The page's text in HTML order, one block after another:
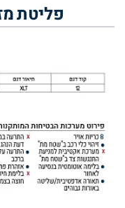
פליטת